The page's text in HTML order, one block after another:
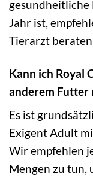
gesundheitliche
Jahr ist,
Tierarzt beraten
Kann ich Royal
anderem Futter
Es ist
Exigent Adult
Wir empfehlen
Mengen zu tun,